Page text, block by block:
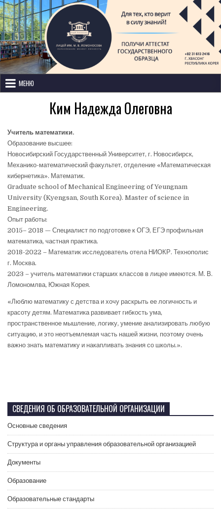
Лицей имени М. В. Ломоносова
с изучением иностранных языков
МЕНЮ
Ким Надежда Олеговна
Учитель математики.
Образование высшее:
Новосибирский Государственный Университет, г. Новосибирск,
Механико-математический факультет, отделение «Математическая
кибернетика». Математик.
Graduate school of Mechanical Engineering of Yeungnam
University (Kyengsan, South Korea). Master of science in
Engineering.
Опыт работы:
2015– 2018 — Специалист по подготовке к ОГЭ, ЕГЭ профильная
математика, частная практика.
2018-2022 – Математик исследователь отела НИОКР. Технополис
г. Москва.
2023 – учитель математики старших классов в лицее имеются. М. В.
Ломономлва, Южная Корея.
«Люблю математику с детства и хочу раскрыть ее логичность и
красоту детям. Математика развивает гибкость ума,
пространственное мышление, логику, умение анализировать любую
ситуацию, и это неотъемлемая часть нашей жизни, поэтому очень
важно знать математику и накапливать знания со школы.».
СВЕДЕНИЯ ОБ ОБРАЗОВАТЕЛЬНОЙ ОРГАНИЗАЦИИ
Основные сведения
Структура и органы управления образовательной организацией
Документы
Образование
Образовательные стандарты